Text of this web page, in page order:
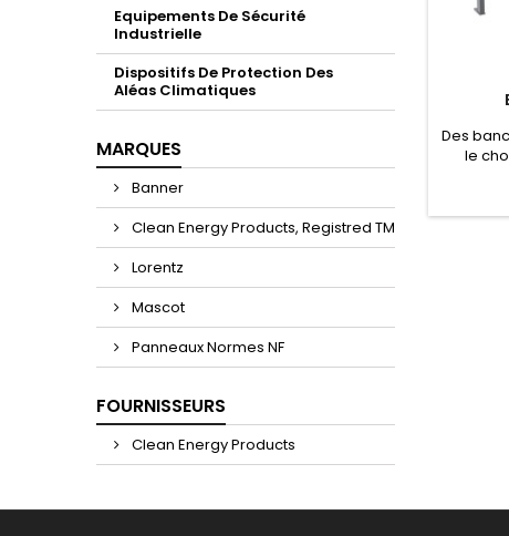
Equipements De Sécurité
Industrielle
Dispositifs De Protection Des
Aléas Climatiques
MARQUES
Banner
Clean Energy Products, Registred TM
Lorentz
Mascot
Panneaux Normes NF
FOURNISSEURS
Clean Energy Products
Des
le
soit
cours